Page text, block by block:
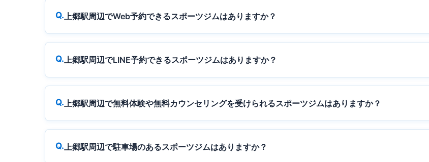
上郷駅周辺でWeb予約できるスポーツジムはありますか？
上郷駅周辺でLINE予約できるスポーツジムはありますか？
上郷駅周辺で無料体験や無料カウンセリングを受けられるスポーツジムはありますか？
上郷駅周辺で駐車場のあるスポーツジムはありますか？